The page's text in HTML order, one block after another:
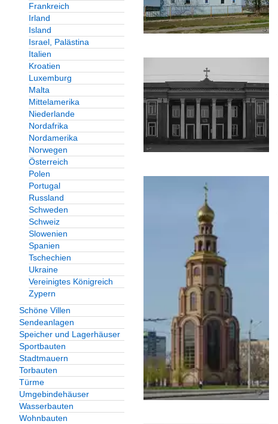
Frankreich
Irland
Island
Israel, Palästina
Italien
Kroatien
Luxemburg
Malta
Mittelamerika
Niederlande
Nordafrika
Nordamerika
Norwegen
Österreich
Polen
Portugal
Russland
Schweden
Schweiz
Slowenien
Spanien
Tschechien
Ukraine
Vereinigtes Königreich
Zypern
Schöne Villen
Sendeanlagen
Speicher und Lagerhäuser
Sportbauten
Stadtmauern
Torbauten
Türme
Umgebindehäuser
Wasserbauten
Wohnbauten